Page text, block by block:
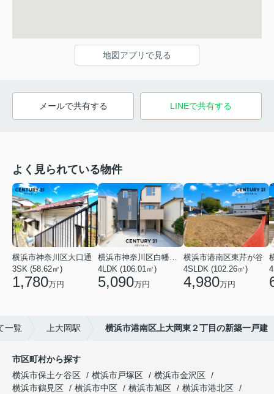
地図アプリで見る
メールで共有する LINEで共有する
よく見られている物件
横浜市神奈川区大口通
3SK (58.62㎡)
1,780万円
横浜市神奈川区白幡東町
4LDK (106.01㎡)
5,090万円
横浜市港南区東芹が谷
4SLDK (102.26㎡)
4,980万円
一覧 上大岡駅 横浜市港南区上大岡東２丁目の新築一戸建
市区町村から探す
横浜市保土ケ谷区
横浜市戸塚区
横浜市金沢区
横浜市鶴見区
横浜市中区 横浜市旭区
横浜市港北区